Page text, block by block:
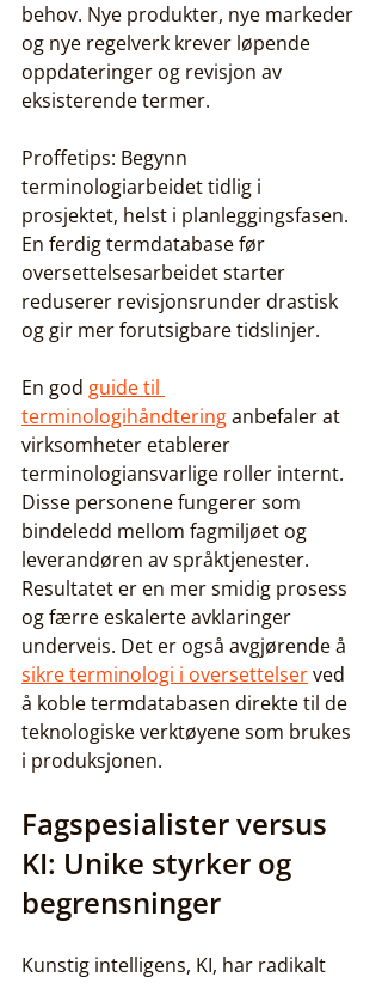
behov. Nye produkter, nye markeder
og nye regelverk krever løpende
oppdateringer og revisjon av
eksisterende termer.
Proffetips: Begynn
terminologiarbeidet tidlig i
prosjektet, helst i planleggingsfasen.
En ferdig termdatabase før
oversettelsesarbeidet starter
reduserer revisjonsrunder drastisk
og gir mer forutsigbare tidslinjer.
En god guide til
terminologihåndtering anbefaler at
virksomheter etablerer
terminologiansvarlige roller internt.
Disse personene fungerer som
bindeledd mellom fagmiljøet og
leverandøren av språktjenester.
Resultatet er en mer smidig prosess
og færre eskalerte avklaringer
underveis. Det er også avgjørende å
sikre terminologi i oversettelser ved
å koble termdatabasen direkte til de
teknologiske verktøyene som brukes
i produksjonen.
Fagspesialister versus
KI: Unike styrker og
begrensninger
Kunstig intelligens, KI, har radikalt